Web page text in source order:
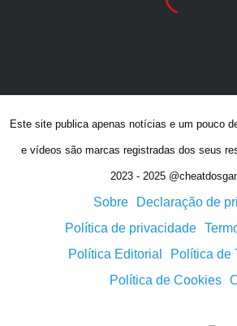
Este site publica apenas notícias e um pouco
e vídeos são marcas registradas dos seus
2023 - 2025
Sobre
Declaração de
Política de privacidade
Política Editorial
Política de
Política de Cookies